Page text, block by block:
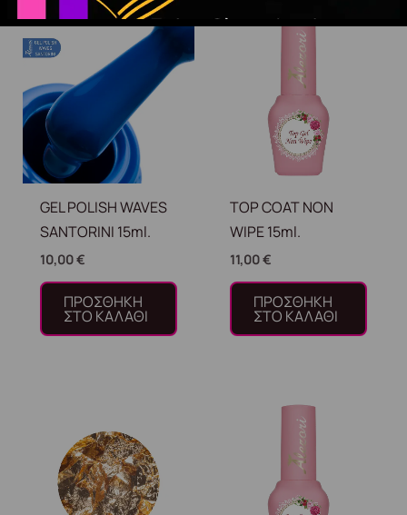
GEL POLISH WAVES
SANTORINI 15ml.
10,00€
ΠΡΟΣΘΉΚΗ
ΣΤΟ ΚΑΛΆΘΙ
TOP COAT NON
WIPE 15ml.
11,00€
ΠΡΟΣΘΉΚΗ
ΣΤΟ ΚΑΛΆΘΙ